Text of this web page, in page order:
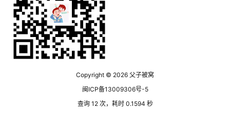
Copyright © 2026 父子被窝
闽ICP备13009306号-5
查询 12 次，耗时 0.1594 秒